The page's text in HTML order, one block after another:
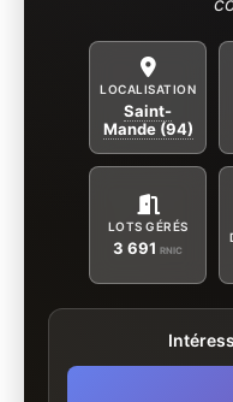
LOCALISATION
Saint-
Mande (94)
LOTS GÉRÉS
3 691 RNIC